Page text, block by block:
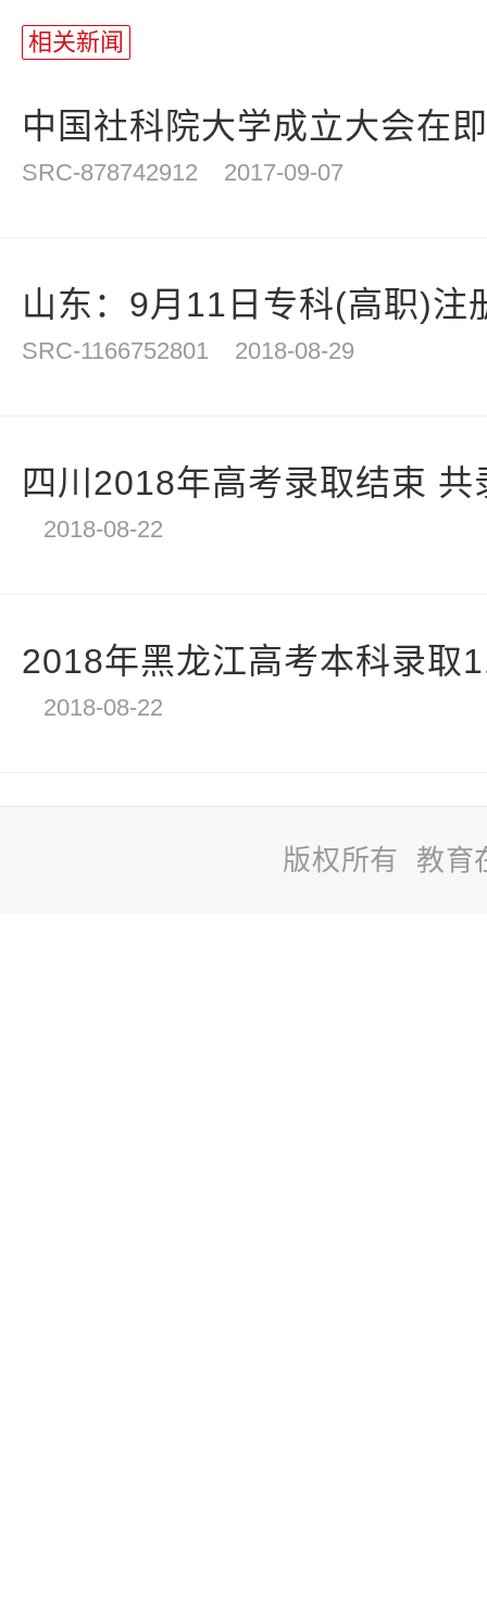
相关新闻
中国社科院大学成立大会在
SRC-878742912 2017-09-07
山东：9月11日专科(高职)注
SRC-1166752801 2018-08-29
四川2018年高考录取结束
2018-08-22
2018年黑龙江高考本科录取
2018-08-22
版权所有 教育